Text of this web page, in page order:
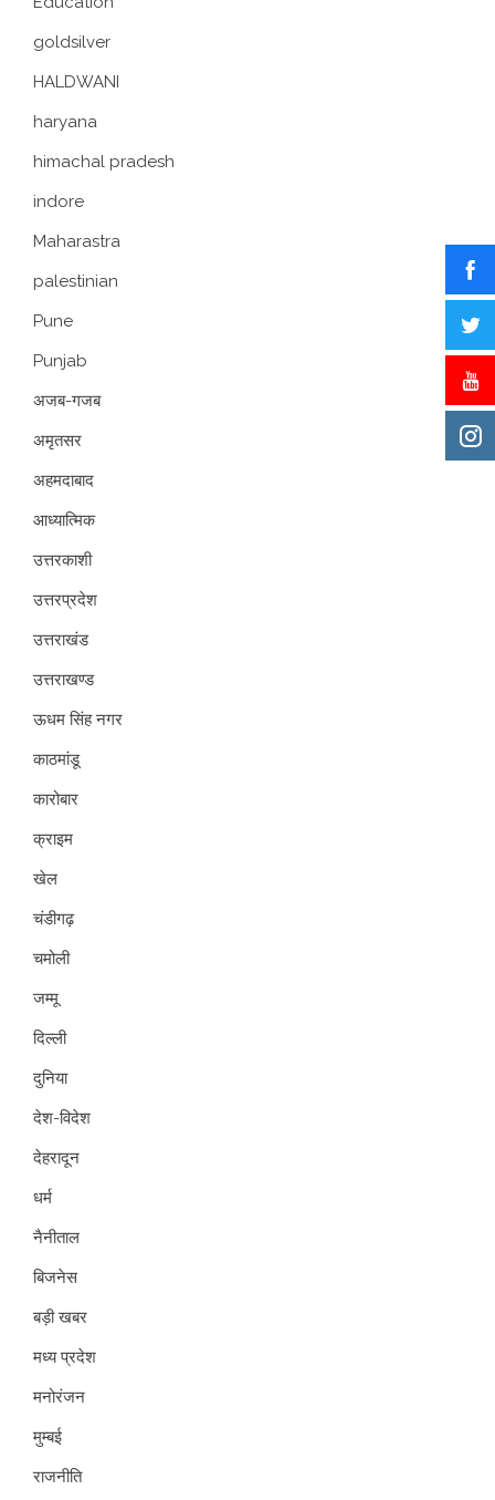
goldsilver
HALDWANI
haryana
himachal pradesh
indore
Maharastra
palestinian
Pune
Punjab
अजब-गजब
अमृतसर
अहमदाबाद
आध्यात्मिक
उत्तरकाशी
उत्तरप्रदेश
उत्तराखंड
उत्तराखण्ड
ऊधम सिंह नगर
काठमांडू
कारोबार
क्राइम
खेल
चंडीगढ़
चमोली
जम्मू
दिल्ली
दुनिया
देश-विदेश
देहरादून
धर्म
नैनीताल
बिजनेस
बड़ी खबर
मध्य प्रदेश
मनोरंजन
मुम्बई
राजनीति